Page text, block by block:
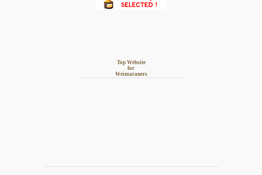
Top Website
for
Weimaraners